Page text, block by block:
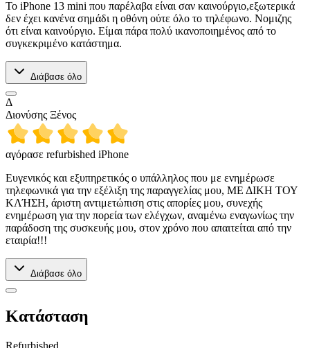
Το iPhone 13 mini που παρέλαβα είναι σαν καινούργιο,εξωτερικά
δεν έχει κανένα σημάδι η οθόνη ούτε όλο το τηλέφωνο. Νομιζης
ότι είναι καινούργιο. Είμαι πάρα πολύ ικανοποιημένος από το
συγκεκριμένο κατάστημα.
Διάβασε όλο
Δ
Διονύσης Ξένος
αγόρασε refurbished iPhone
Ευγενικός και εξυπηρετικός ο υπάλληλος που με ενημέρωσε
τηλεφωνικά για την εξέλιξη της παραγγελίας μου, ΜΕ ΔΙΚΗ ΤΟΥ
ΚΛΉΣΗ, άριστη αντιμετώπιση στις απορίες μου, συνεχής
ενημέρωση για την πορεία των ελέγχων, αναμένω εναγωνίως την
παράδοση της συσκευής μου, στον χρόνο που απαιτείται από την
εταιρία!!!
Διάβασε όλο
Kατάσταση
Refurbished